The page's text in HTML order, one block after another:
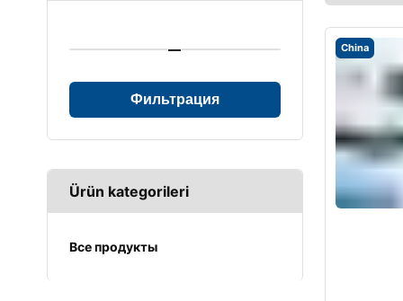
Фильтрация
—
Ürün kategorileri
Все продукты
China